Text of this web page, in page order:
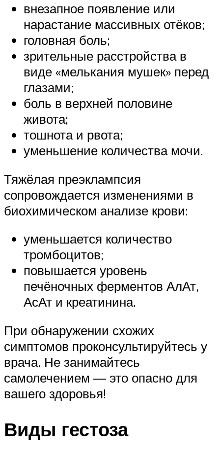
внезапное появление или
нарастание массивных отёков;
головная боль;
зрительные расстройства в
виде «мелькания мушек» перед
глазами;
боль в верхней половине
живота;
тошнота и рвота;
уменьшение количества мочи.
Тяжёлая преэклампсия
сопровождается изменениями в
биохимическом анализе крови:
уменьшается количество
тромбоцитов;
повышается уровень
печёночных ферментов АлАт,
АсАт и креатинина.
При обнаружении схожих
симптомов проконсультируйтесь у
врача. Не занимайтесь
самолечением — это опасно для
вашего здоровья!
Виды гестоза